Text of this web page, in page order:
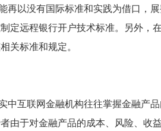
再以没有国际标准和实践为借口，
定远程银行开户技术标准。另外，在
关标准和规定。
中互联网金融机构往往掌握金融产
由于对金融产品的成本、风险、收益